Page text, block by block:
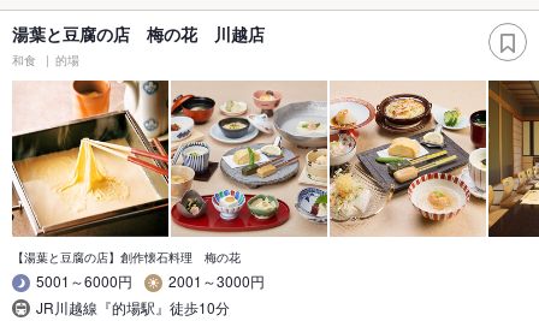
湯葉と豆腐の店 梅の花 川越店
和食 的場
【湯葉と豆腐の店】創作懐石料理 梅の花
5001～6000円
2001～3000円
JR川越線『的場駅』徒歩10分